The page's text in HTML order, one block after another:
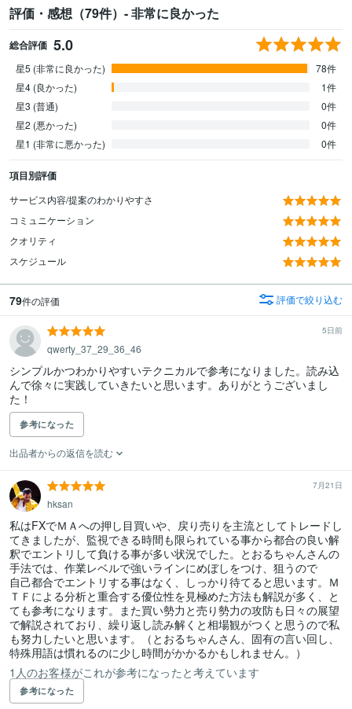
評価・感想（79件）- 非常に良かった
総合評価 5.0
星5 (非常に良かった)
78件
星4 (良かった)
1件
星3 (普通)
0件
星2 (悪かった)
0件
星1 (非常に悪かった)
0件
項目別評価
サービス内容/提案のわかりやすさ
コミュニケーション
クオリティ
スケジュール
79件の評価 評価で絞り込む
5日前
qwerty_37_29_36_46
シンプルかつわかりやすいテクニカルで参考になりました。読み込
んで徐々に実践していきたいと思います。ありがとうございまし
た！
参考になった
出品者からの返信を読む
7月21日
hksan
私はFXでＭＡへの押し目買いや、戻り売りを主流としてトレードし
てきましたが、監視できる時間も限られている事から都合の良い解
釈でエントリして負ける事が多い状況でした。とおるちゃんさんの
手法では、作業レベルで強いラインにめぼしをつけ、狙うので
自己都合でエントリする事はなく、しっかり待てると思います。Ｍ
ＴＦによる分析と重合する優位性を見極めた方法も解説が多く、と
ても参考になります。また買い勢力と売り勢力の攻防も日々の展望
で解説されており、繰り返し読み解くと相場観がつくと思うので私
も努力したいと思います。（とおるちゃんさん、固有の言い回し、
特殊用語は慣れるのに少し時間がかかるかもしれません。）
1人のお客様がこれが参考になったと考えています
参考になった